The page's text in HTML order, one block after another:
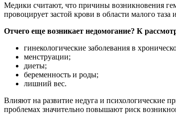
Медики считают, что причины возникновения
провоцирует застой крови в области малого
Отчего еще возникает недомогание? К
гинекологические заболевания в
менструации;
диеты;
беременность и роды;
лишний вес.
Влияют на развитие недуга и психологические
проблемах значительно повышают риск